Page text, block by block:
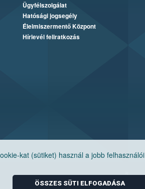
kat (sütiket) használ a jobb felhasználói
ÖSSZES SÜTI ELFOGADÁSA
Ügyfélszolgálat
Hatósági jogsegély
Élelmiszermentő Központ
Hírlevél feliratkozás